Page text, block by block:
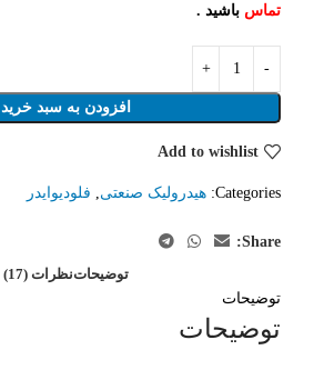
تماس باشید .
افزودن به سبد خرید
Add to wishlist
Categories: هیدرولیک صنعتی فلودیوایدر
Share:
توضیحاتنظرات (17)
توضیحات
توضیحات